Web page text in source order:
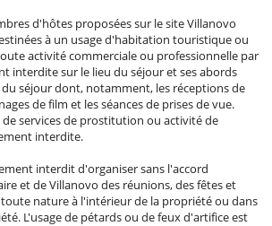
d'hôtes proposées sur le site Villanovo
à un usage d'habitation touristique ou
activité commerciale ou professionnelle par
interdite sur le lieu du séjour et ses abords
séjour dont, notamment, les réceptions de
de film et les séances de prises de vue.
services de prostitution ou activité de
interdite.
interdit d'organiser sans l'accord
et de Villanovo des réunions, des fêtes et
nature à l'intérieur de la propriété ou dans
L'usage de pétards ou de feux d'artifice est